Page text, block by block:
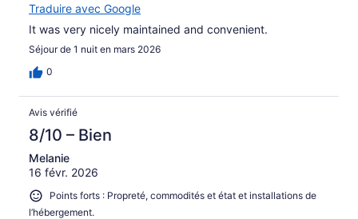
Traduire avec Google
It was very nicely maintained and convenient.
Séjour de 1 nuit en mars 2026
0
Avis vérifié
8/10 – Bien
Melanie
16 févr. 2026
Points forts : Propreté, commodités et état et installations de
l’hébergement.